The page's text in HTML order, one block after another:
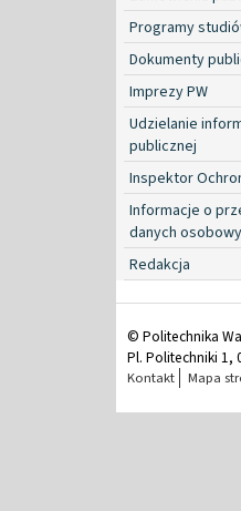
Programy
Dokumenty
Imprezy PW
Udzielanie
publicznej
Inspektor
Informacje o
danych
Redakcja
© Politechnika
Pl. Politechniki 1,
Kontakt Mapa